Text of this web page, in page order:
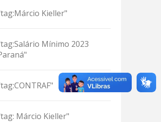
Kieller"
Mínimo 2023
Márcio Kieller"